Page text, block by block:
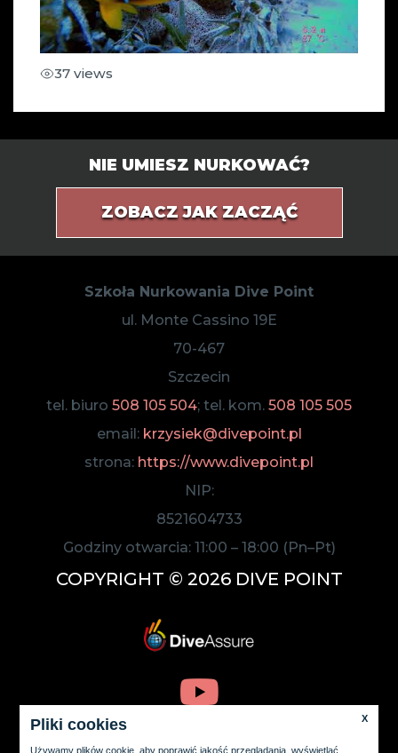
37 views
NIE UMIESZ NURKOWAĆ?
ZOBACZ JAK ZACZĄĆ
Szkoła Nurkowania Dive Point
ul. Monte Cassino 19E
70-467
Szczecin
tel. biuro 508 105 504; tel. kom. 508 105 505
email: krzysiek@divepoint.pl
strona: https://www.divepoint.pl
NIP:
8521604733
Godziny otwarcia: 11:00 – 18:00 (Pn–Pt)
COPYRIGHT © 2026 DIVE POINT
X
Pliki cookies
Używamy plików cookie, aby poprawić jakość przeglądania, wyświetlać